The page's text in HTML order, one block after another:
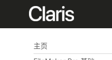
主页